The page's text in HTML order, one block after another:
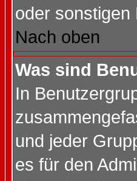
oder sonstigen
Nach oben
Was sind
In
und jeder
es für den